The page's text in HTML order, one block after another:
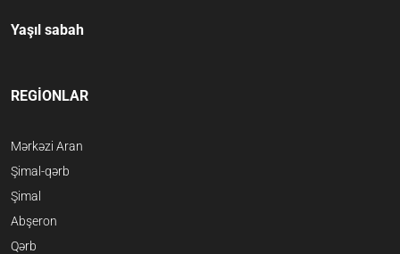
Yaşıl sabah
REGİONLAR
Mərkəzi Aran
Şimal-qərb
Şimal
Abşeron
Qərb